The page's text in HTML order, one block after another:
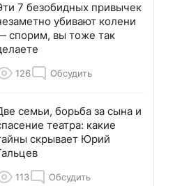
7 безобидных привычек
убивают колени
спорим, вы тоже так
126 Обсудить
семьи, борьба за сына и
театра: какие
скрывает Юрий
113 Обсудить